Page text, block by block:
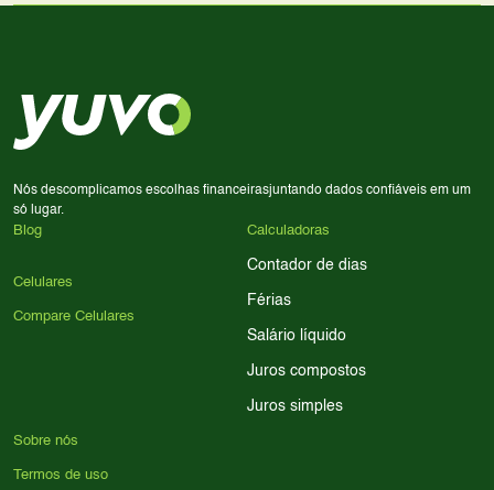
processador e bateria são essenciais. Use nossos filtros
para encontrar o celular ideal.
Nós descomplicamos escolhas financeirasjuntando dados confiáveis em um
só lugar.
Blog
Celulares
Compare Celulares
Calculadoras
Contador de dias
Férias
Salário líquido
Juros compostos
Juros simples
Sobre nós
Termos de uso